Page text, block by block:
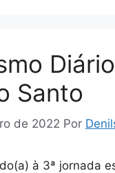
Santo
de 2022 Por
à 3ª jornada